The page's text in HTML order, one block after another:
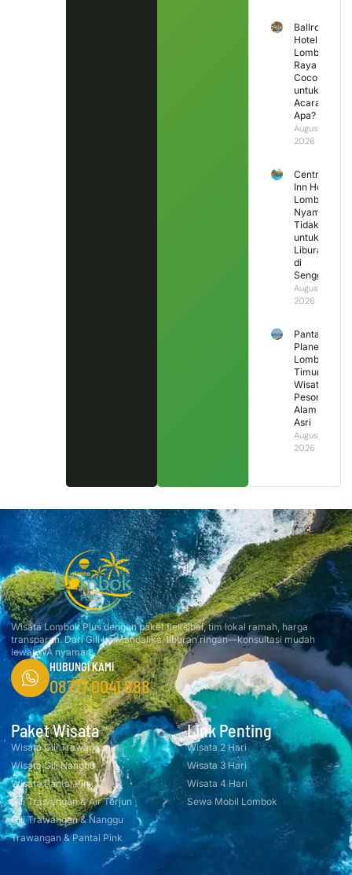
Ballroom
Hotel
Lombok
Raya
Cocok
untuk
Acara
Apa?
August 3,
2026
Central
Inn Hotel
Lombok,
Nyaman
Tidak
untuk
Liburan
di
Senggigi?
August 2,
2026
Pantai
Planet
Lombok
Timur,
Wisata
Pesona
Alam
Asri
August 1,
2026
Wisata Lombok Plus dengan paket fleksibel, tim lokal ramah, harga
transparan. Dari Gili ke Mandalika, liburan ringan—konsultasi mudah
lewat WA nyaman.
HUBUNGI KAMI
08777 0041 888
Paket Wisata
Wisata Gili Trawangan
Wisata Gili Nanggu
Wisata Pantai Pink
Gili Trawangan & Air Terjun
Gili Trawangan & Nanggu
Trawangan & Pantai Pink
Link Penting
Wisata 2 Hari
Wisata 3 Hari
Wisata 4 Hari
Sewa Mobil Lombok